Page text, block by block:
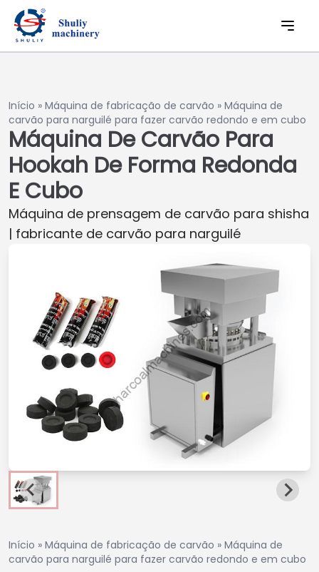
Início » Máquina de fabricação de carvão » Máquina de
carvão para narguilé para fazer carvão redondo e em cubo
Máquina De Carvão Para
Hookah De Forma Redonda
E Cubo
Máquina de prensagem de carvão para shisha
| fabricante de carvão para narguilé
Início » Máquina de fabricação de carvão » Máquina de
carvão para narguilé para fazer carvão redondo e em cubo